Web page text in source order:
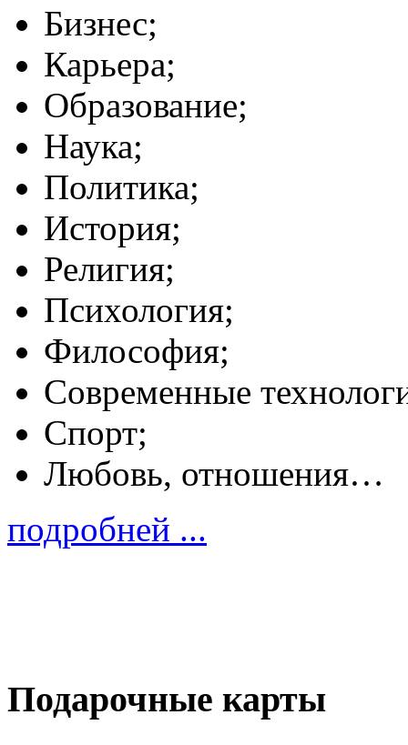
Бизнес;
Карьера;
Образование;
Наука;
Политика;
История;
Религия;
Психология;
Философия;
Современные
Спорт;
Любовь, отношения…
подробней ...
Подарочные карты